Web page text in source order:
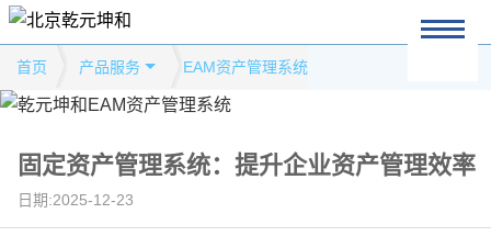
首页 产品服务 EAM资产管理系统
固定资产管理系统：提升企业资产管理效率
日期:2025-12-23